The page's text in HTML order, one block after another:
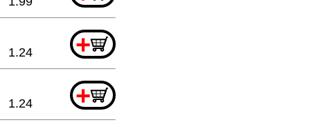
+
1.24
+
1.24